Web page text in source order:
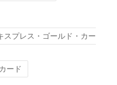
スプレス・ゴールド・カー
ード